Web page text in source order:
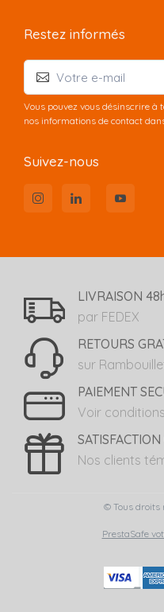
Restez informés
Vous pouvez vous désinscrire à
nos informations de contact
Suivez-nous
LIVRAISON
par FEDEX
RETOURS
sur
PAIEMENT
Voir conditions
Nos clients
© Tous droits
PrestaSafe